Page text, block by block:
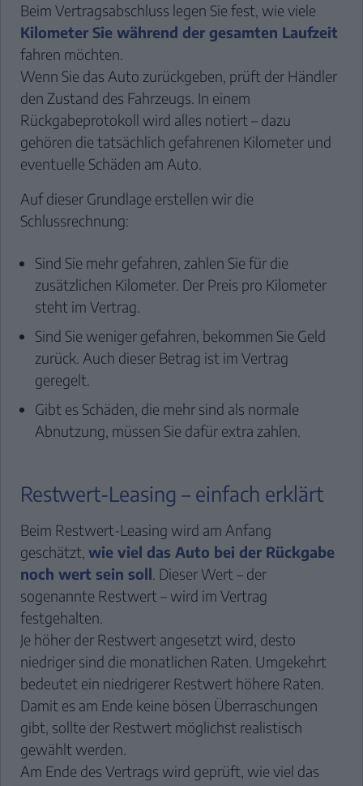
Beim Vertragsabschluss legen Sie fest, wie viele
Kilometer Sie während der gesamten Laufzeit
fahren möchten.
Wenn Sie das Auto zurückgeben, prüft der Händler
den Zustand des Fahrzeugs. In einem
Rückgabeprotokoll wird alles notiert – dazu
gehören die tatsächlich gefahrenen Kilometer und
eventuelle Schäden am Auto.
Auf dieser Grundlage erstellen wir die
Schlussrechnung:
Sind Sie mehr gefahren, zahlen Sie für die
zusätzlichen Kilometer. Der Preis pro Kilometer
steht im Vertrag.
Sind Sie weniger gefahren, bekommen Sie Geld
zurück. Auch dieser Betrag ist im Vertrag
geregelt.
Gibt es Schäden, die mehr sind als normale
Abnutzung, müssen Sie dafür extra zahlen.
Restwert-Leasing – einfach erklärt
Beim Restwert-Leasing wird am Anfang
geschätzt, wie viel das Auto bei der Rückgabe
noch wert sein soll . Dieser Wert – der
sogenannte Restwert – wird im Vertrag
festgehalten.
Je höher der Restwert angesetzt wird, desto
niedriger sind die monatlichen Raten. Umgekehrt
bedeutet ein niedrigerer Restwert höhere Raten.
Damit es am Ende keine bösen Überraschungen
gibt, sollte der Restwert möglichst realistisch
gewählt werden.
Am Ende des Vertrags wird geprüft, wie viel das